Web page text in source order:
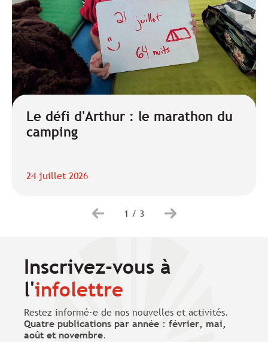
Le défi d'Arthur : le marathon du
camping
24 juillet 2026
1 / 3
Inscrivez-vous à
l'infolettre
Restez informé·e de nos nouvelles et activités.
Quatre publications par année : février, mai,
août et novembre.